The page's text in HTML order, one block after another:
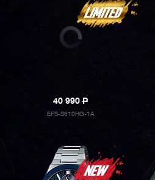
40 990P
EFS-S610HG-1A